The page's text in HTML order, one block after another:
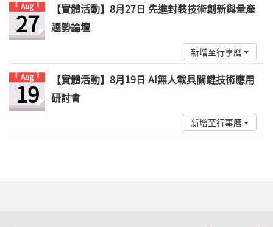
Aug
27
【實體活動】8月27日 先進封裝技術創新與量產
趨勢論壇
新增至行事曆
Aug
19
【實體活動】8月19日 AI無人載具關鍵技術應用
研討會
新增至行事曆